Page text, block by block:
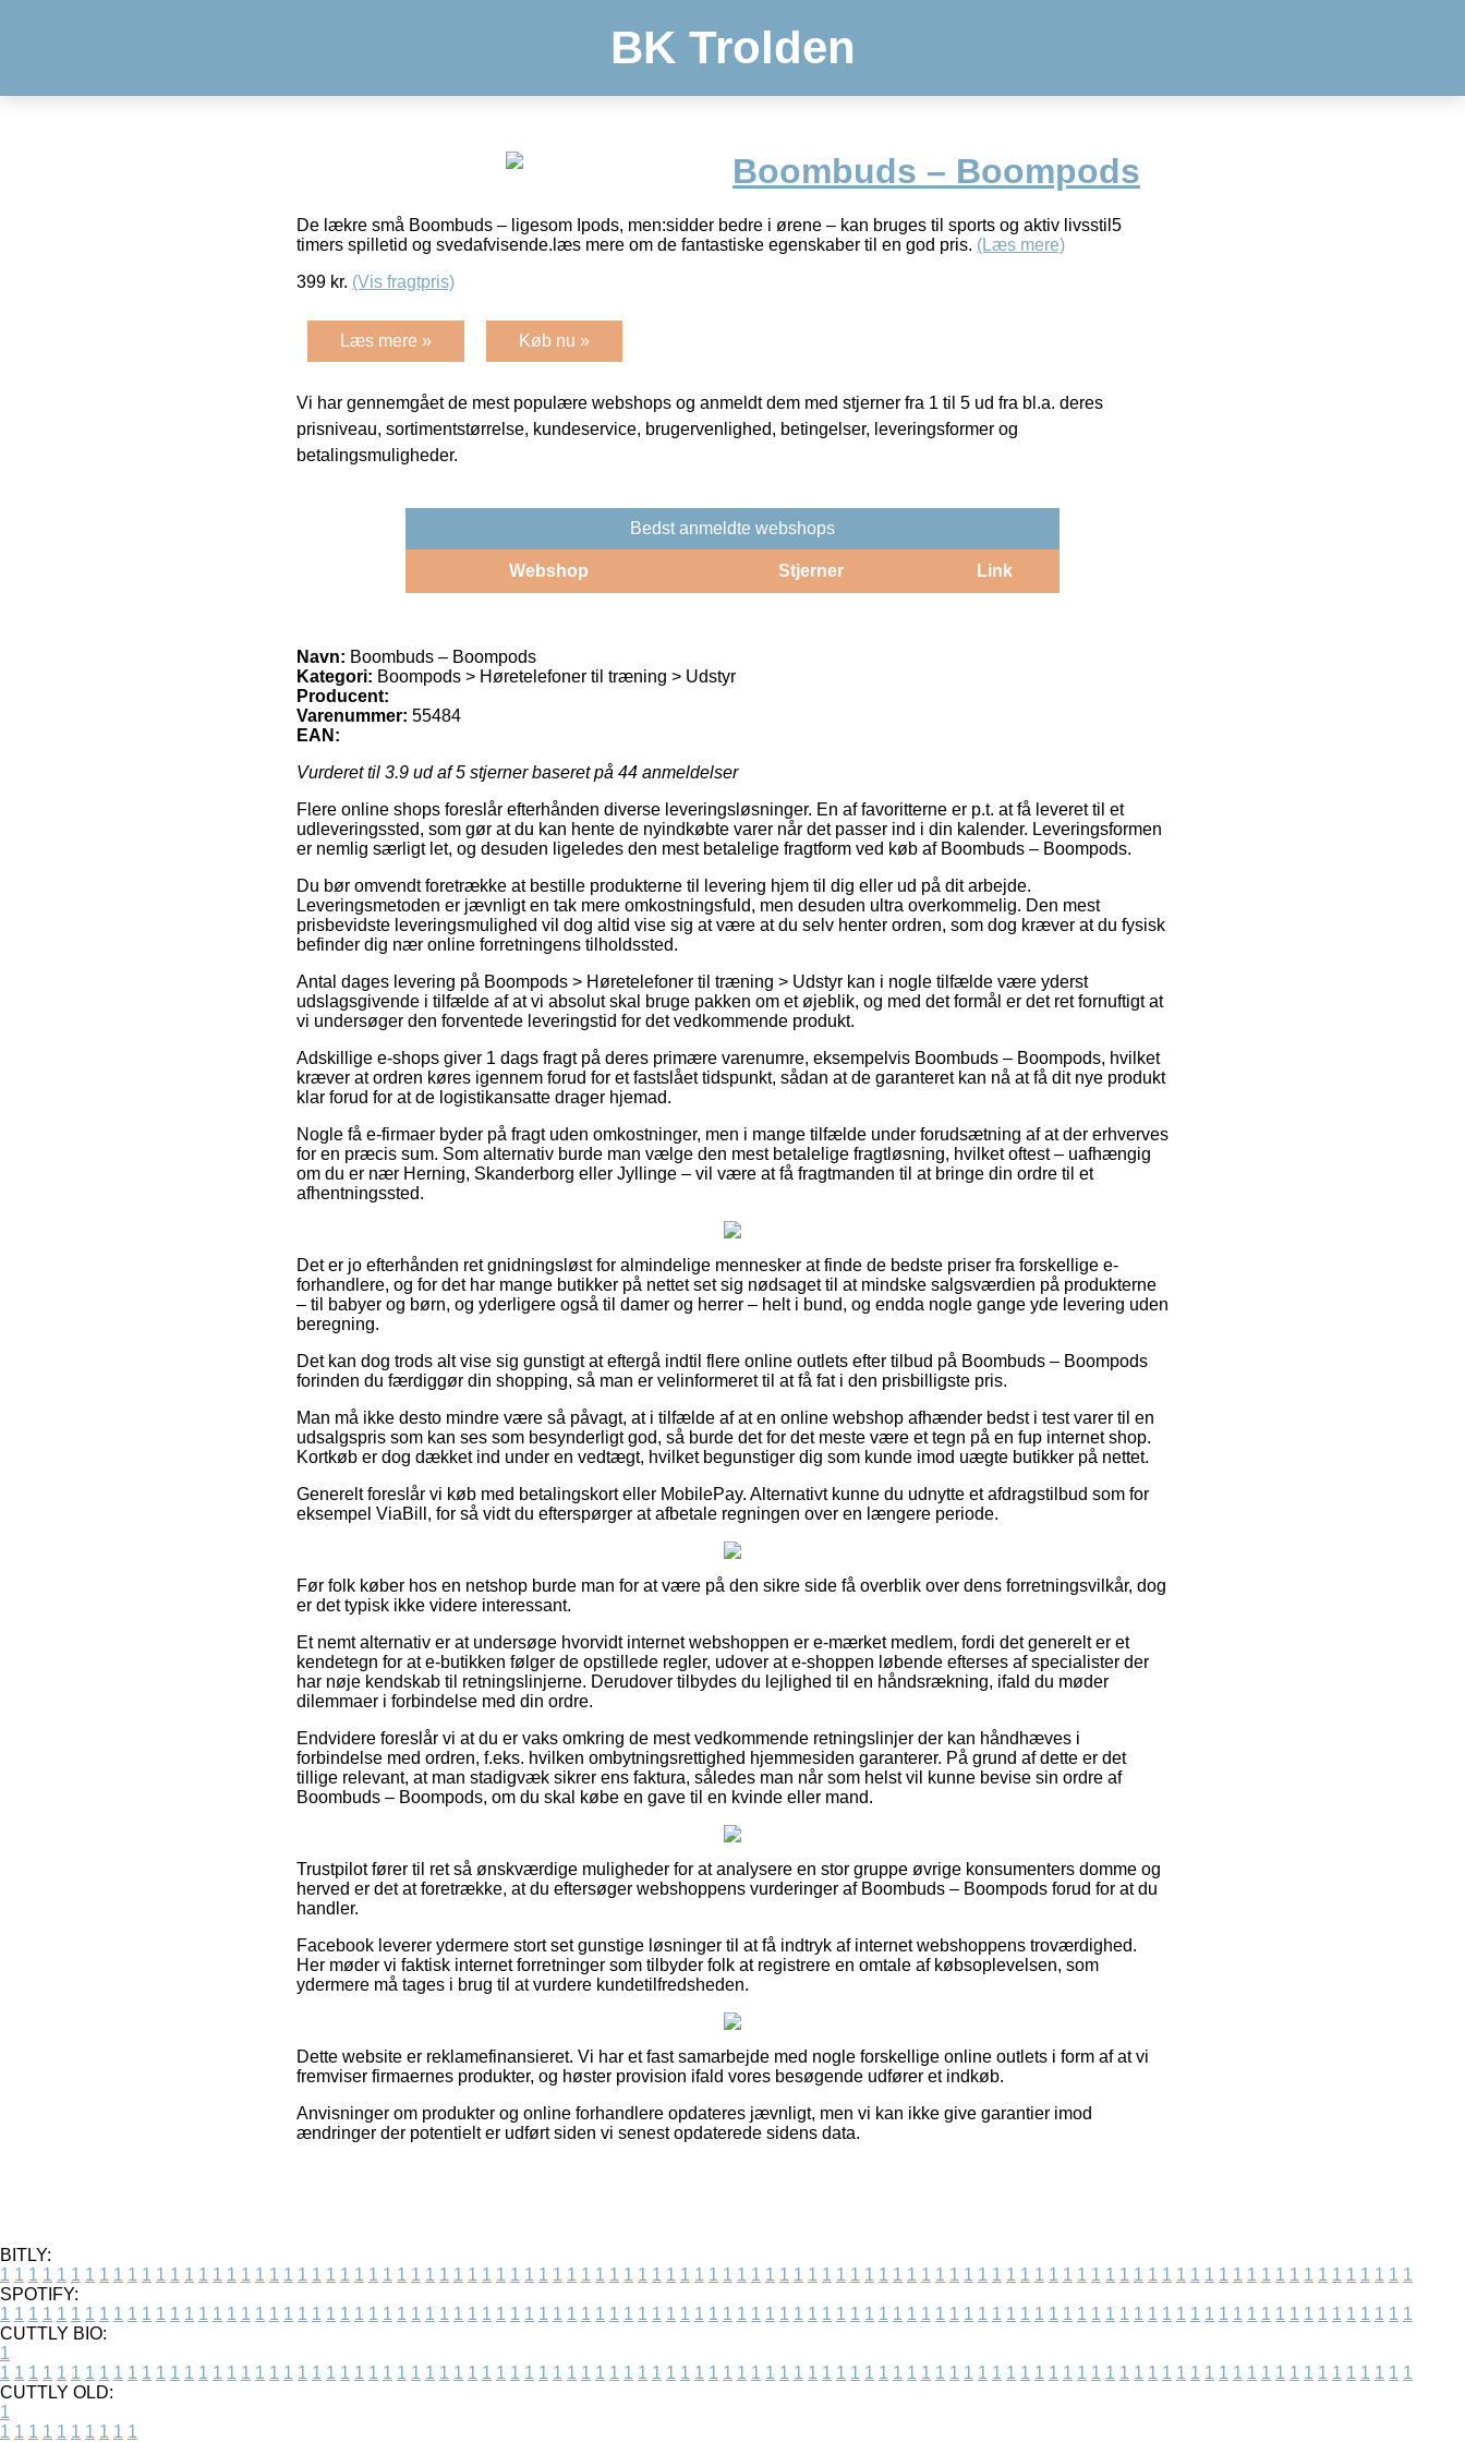
BK Trolden
Boombuds – Boompods
De lækre små Boombuds – ligesom Ipods, men:sidder bedre i ørene – kan bruges til sports og aktiv livsstil5
timers spilletid og svedafvisende.læs mere om de fantastiske egenskaber til en god pris. (Læs mere)
399 kr. (Vis fragtpris)
Læs mere » Køb nu »
Vi har gennemgået de mest populære webshops og anmeldt dem med stjerner fra 1 til 5 ud fra bl.a. deres
prisniveau, sortimentstørrelse, kundeservice, brugervenlighed, betingelser, leveringsformer og
betalingsmuligheder.
Bedst anmeldte webshops
Webshop Stjerner Link
Navn: Boombuds – Boompods
Kategori: Boompods > Høretelefoner til træning > Udstyr
Producent:
Varenummer: 55484
EAN:
Vurderet til 3.9 ud af 5 stjerner baseret på 44 anmeldelser
Flere online shops foreslår efterhånden diverse leveringsløsninger. En af favoritterne er p.t. at få leveret til et
udleveringssted, som gør at du kan hente de nyindkøbte varer når det passer ind i din kalender. Leveringsformen
er nemlig særligt let, og desuden ligeledes den mest betalelige fragtform ved køb af Boombuds – Boompods.
Du bør omvendt foretrække at bestille produkterne til levering hjem til dig eller ud på dit arbejde.
Leveringsmetoden er jævnligt en tak mere omkostningsfuld, men desuden ultra overkommelig. Den mest
prisbevidste leveringsmulighed vil dog altid vise sig at være at du selv henter ordren, som dog kræver at du fysisk
befinder dig nær online forretningens tilholdssted.
Antal dages levering på Boompods > Høretelefoner til træning > Udstyr kan i nogle tilfælde være yderst
udslagsgivende i tilfælde af at vi absolut skal bruge pakken om et øjeblik, og med det formål er det ret fornuftigt at
vi undersøger den forventede leveringstid for det vedkommende produkt.
Adskillige e-shops giver 1 dags fragt på deres primære varenumre, eksempelvis Boombuds – Boompods, hvilket
kræver at ordren køres igennem forud for et fastslået tidspunkt, sådan at de garanteret kan nå at få dit nye produkt
klar forud for at de logistikansatte drager hjemad.
Nogle få e-firmaer byder på fragt uden omkostninger, men i mange tilfælde under forudsætning af at der erhverves
for en præcis sum. Som alternativ burde man vælge den mest betalelige fragtløsning, hvilket oftest – uafhængig
om du er nær Herning, Skanderborg eller Jyllinge – vil være at få fragtmanden til at bringe din ordre til et
afhentningssted.
Det er jo efterhånden ret gnidningsløst for almindelige mennesker at finde de bedste priser fra forskellige e-
forhandlere, og for det har mange butikker på nettet set sig nødsaget til at mindske salgsværdien på produkterne
– til babyer og børn, og yderligere også til damer og herrer – helt i bund, og endda nogle gange yde levering uden
beregning.
Det kan dog trods alt vise sig gunstigt at eftergå indtil flere online outlets efter tilbud på Boombuds – Boompods
forinden du færdiggør din shopping, så man er velinformeret til at få fat i den prisbilligste pris.
Man må ikke desto mindre være så påvagt, at i tilfælde af at en online webshop afhænder bedst i test varer til en
udsalgspris som kan ses som besynderligt god, så burde det for det meste være et tegn på en fup internet shop.
Kortkøb er dog dækket ind under en vedtægt, hvilket begunstiger dig som kunde imod uægte butikker på nettet.
Generelt foreslår vi køb med betalingskort eller MobilePay. Alternativt kunne du udnytte et afdragstilbud som for
eksempel ViaBill, for så vidt du efterspørger at afbetale regningen over en længere periode.
Før folk køber hos en netshop burde man for at være på den sikre side få overblik over dens forretningsvilkår, dog
er det typisk ikke videre interessant.
Et nemt alternativ er at undersøge hvorvidt internet webshoppen er e-mærket medlem, fordi det generelt er et
kendetegn for at e-butikken følger de opstillede regler, udover at e-shoppen løbende efterses af specialister der
har nøje kendskab til retningslinjerne. Derudover tilbydes du lejlighed til en håndsrækning, ifald du møder
dilemmaer i forbindelse med din ordre.
Endvidere foreslår vi at du er vaks omkring de mest vedkommende retningslinjer der kan håndhæves i
forbindelse med ordren, f.eks. hvilken ombytningsrettighed hjemmesiden garanterer. På grund af dette er det
tillige relevant, at man stadigvæk sikrer ens faktura, således man når som helst vil kunne bevise sin ordre af
Boombuds – Boompods, om du skal købe en gave til en kvinde eller mand.
Trustpilot fører til ret så ønskværdige muligheder for at analysere en stor gruppe øvrige konsumenters domme og
herved er det at foretrække, at du eftersøger webshoppens vurderinger af Boombuds – Boompods forud for at du
handler.
Facebook leverer ydermere stort set gunstige løsninger til at få indtryk af internet webshoppens troværdighed.
Her møder vi faktisk internet forretninger som tilbyder folk at registrere en omtale af købsoplevelsen, som
ydermere må tages i brug til at vurdere kundetilfredsheden.
Dette website er reklamefinansieret. Vi har et fast samarbejde med nogle forskellige online outlets i form af at vi
fremviser firmaernes produkter, og høster provision ifald vores besøgende udfører et indkøb.
Anvisninger om produkter og online forhandlere opdateres jævnligt, men vi kan ikke give garantier imod
ændringer der potentielt er udført siden vi senest opdaterede sidens data.
BITLY:
1 1 1 1 1 1 1 1 1 1 1 1 1 1 1 1 1 1 1 1 1 1 1 1 1 1 1 1 1 1 1 1 1 1 1 1 1 1 1 1 1 1 1 1 1 1 1 1 1 1 1 1 1 1 1 1 1 1 1 1 1 1 1 1 1 1 1 1 1 1 1 1 1 1 1 1 1 1 1 1 1 1 1 1 1 1 1 1 1 1 1 1 1 1 1 1 1 1 1 1
SPOTIFY:
1 1 1 1 1 1 1 1 1 1 1 1 1 1 1 1 1 1 1 1 1 1 1 1 1 1 1 1 1 1 1 1 1 1 1 1 1 1 1 1 1 1 1 1 1 1 1 1 1 1 1 1 1 1 1 1 1 1 1 1 1 1 1 1 1 1 1 1 1 1 1 1 1 1 1 1 1 1 1 1 1 1 1 1 1 1 1 1 1 1 1 1 1 1 1 1 1 1 1 1
CUTTLY BIO:
1
1 1 1 1 1 1 1 1 1 1 1 1 1 1 1 1 1 1 1 1 1 1 1 1 1 1 1 1 1 1 1 1 1 1 1 1 1 1 1 1 1 1 1 1 1 1 1 1 1 1 1 1 1 1 1 1 1 1 1 1 1 1 1 1 1 1 1 1 1 1 1 1 1 1 1 1 1 1 1 1 1 1 1 1 1 1 1 1 1 1 1 1 1 1 1 1 1 1 1 1
CUTTLY OLD:
1
1 1 1 1 1 1 1 1 1 1